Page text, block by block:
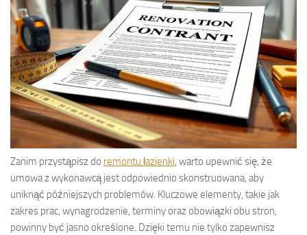
Zanim przystąpisz do remontu łazienki , warto upewnić się, że
umowa z wykonawcą jest odpowiednio skonstruowana, aby
uniknąć późniejszych problemów. Kluczowe elementy, takie jak
zakres prac, wynagrodzenie, terminy oraz obowiązki obu stron,
powinny być jasno określone. Dzięki temu nie tylko zapewnisz